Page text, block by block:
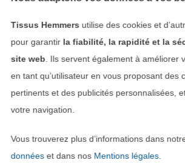
Deutsch
Tissus Hemmers utilise des cookies et
pour garantir la fiabilité, la rapidité et la
site web . Ils servent également à améliorer
en tant qu’utilisateur en vous proposant des
pertinents et des publicités personnalisées,
votre navigation.
Vous trouverez plus d’informations dans
donnéeset dans nos Mentions légales.